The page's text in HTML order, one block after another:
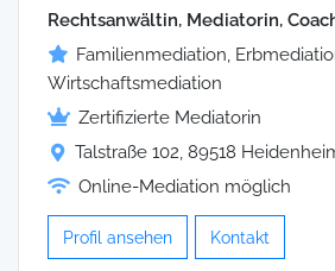
Rechtsanwältin, Mediatorin,
Familienmediation,
Wirtschaftsmediation
Zertifizierte Mediatorin
Talstraße 102, 89518
Online-Mediation möglich
Profil ansehen Kontakt